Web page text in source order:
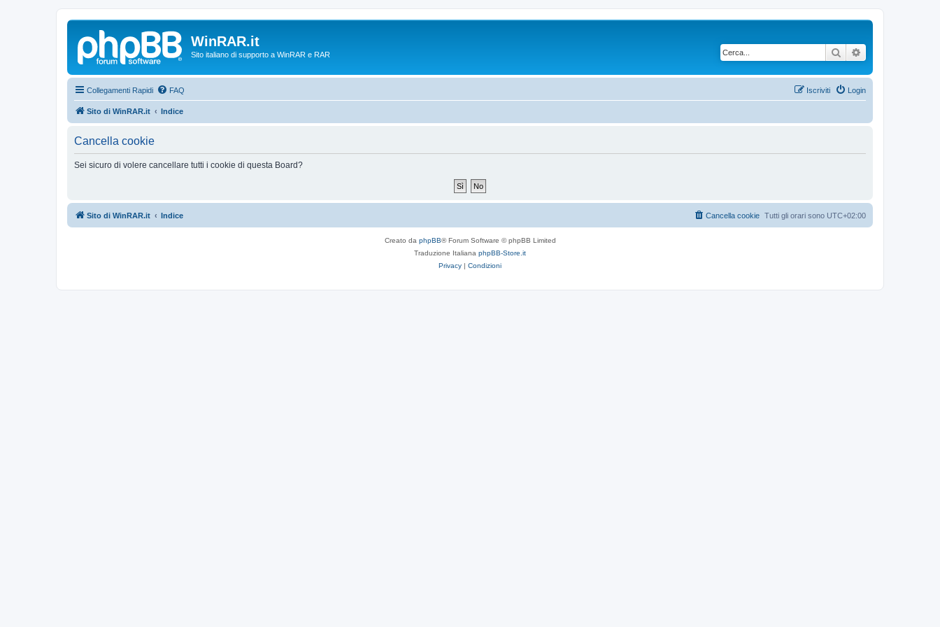
WinRAR.it
Sito italiano di supporto a WinRAR e RAR Cerca
Collegamenti Rapidi FAQ Login
Iscriviti
Sito di WinRAR.it Indice
Cancella cookie
Sei sicuro di volere cancellare tutti i cookie di questa Board?
Sito di WinRAR.it Indice Tutti gli orari sono UTC+02:00
Cancella cookie
Creato da phpBB® Forum Software © phpBB Limited
Traduzione Italiana phpBB-Store.it
Privacy | Condizioni